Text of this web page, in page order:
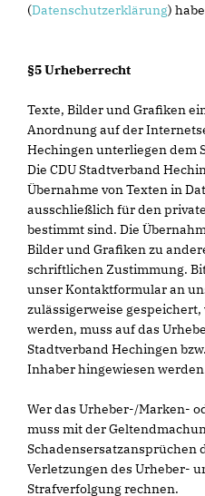
(Datenschutzerklärung)
§5 Urheberrecht
Texte, Bilder und Grafiken
Anordnung auf der
Hechingen unterliegen dem
Die CDU Stadtverband
Übernahme von Texten in
ausschließlich für den
bestimmt sind. Die
Bilder und Grafiken zu
schriftlichen Zustimmung.
unser Kontaktformular an
zulässigerweise
werden, muss auf das
Stadtverband Hechingen
Inhaber hingewiesen
Wer das Urheber-/Marken-
muss mit der
Schadensersatzansprüchen
Verletzungen des Urheber-
Strafverfolgung rechnen.